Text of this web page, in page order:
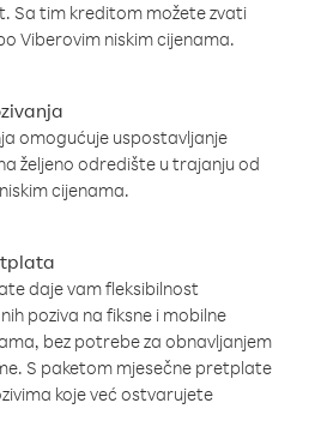
Sa tim kreditom možete zvati
Viberovim niskim cijenama.
omogućuje uspostavljanje
željeno odredište u trajanju od
cijenama.
daje vam fleksibilnost
poziva na fiksne i mobilne
bez potrebe za obnavljanjem
S paketom mjesečne pretplate
koje već ostvarujete